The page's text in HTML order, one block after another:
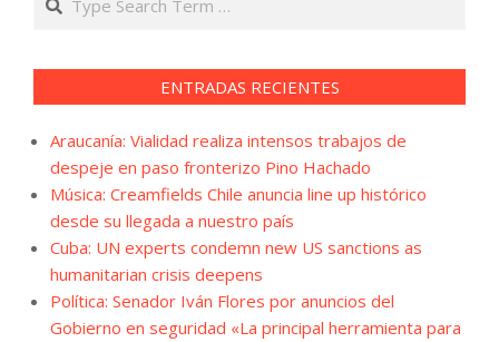
ENTRADAS RECIENTES
Araucanía: Vialidad realiza intensos trabajos de
despeje en paso fronterizo Pino Hachado
Música: Creamfields Chile anuncia line up histórico
desde su llegada a nuestro país
Cuba: UN experts condemn new US sanctions as
humanitarian crisis deepens
Política: Senador Iván Flores por anuncios del
Gobierno en seguridad «La principal herramienta para